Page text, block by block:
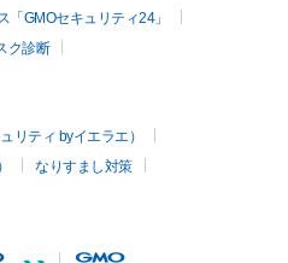
GMOセキュリティ24」
ク診断
リティ byイエラエ）
なりすまし対策